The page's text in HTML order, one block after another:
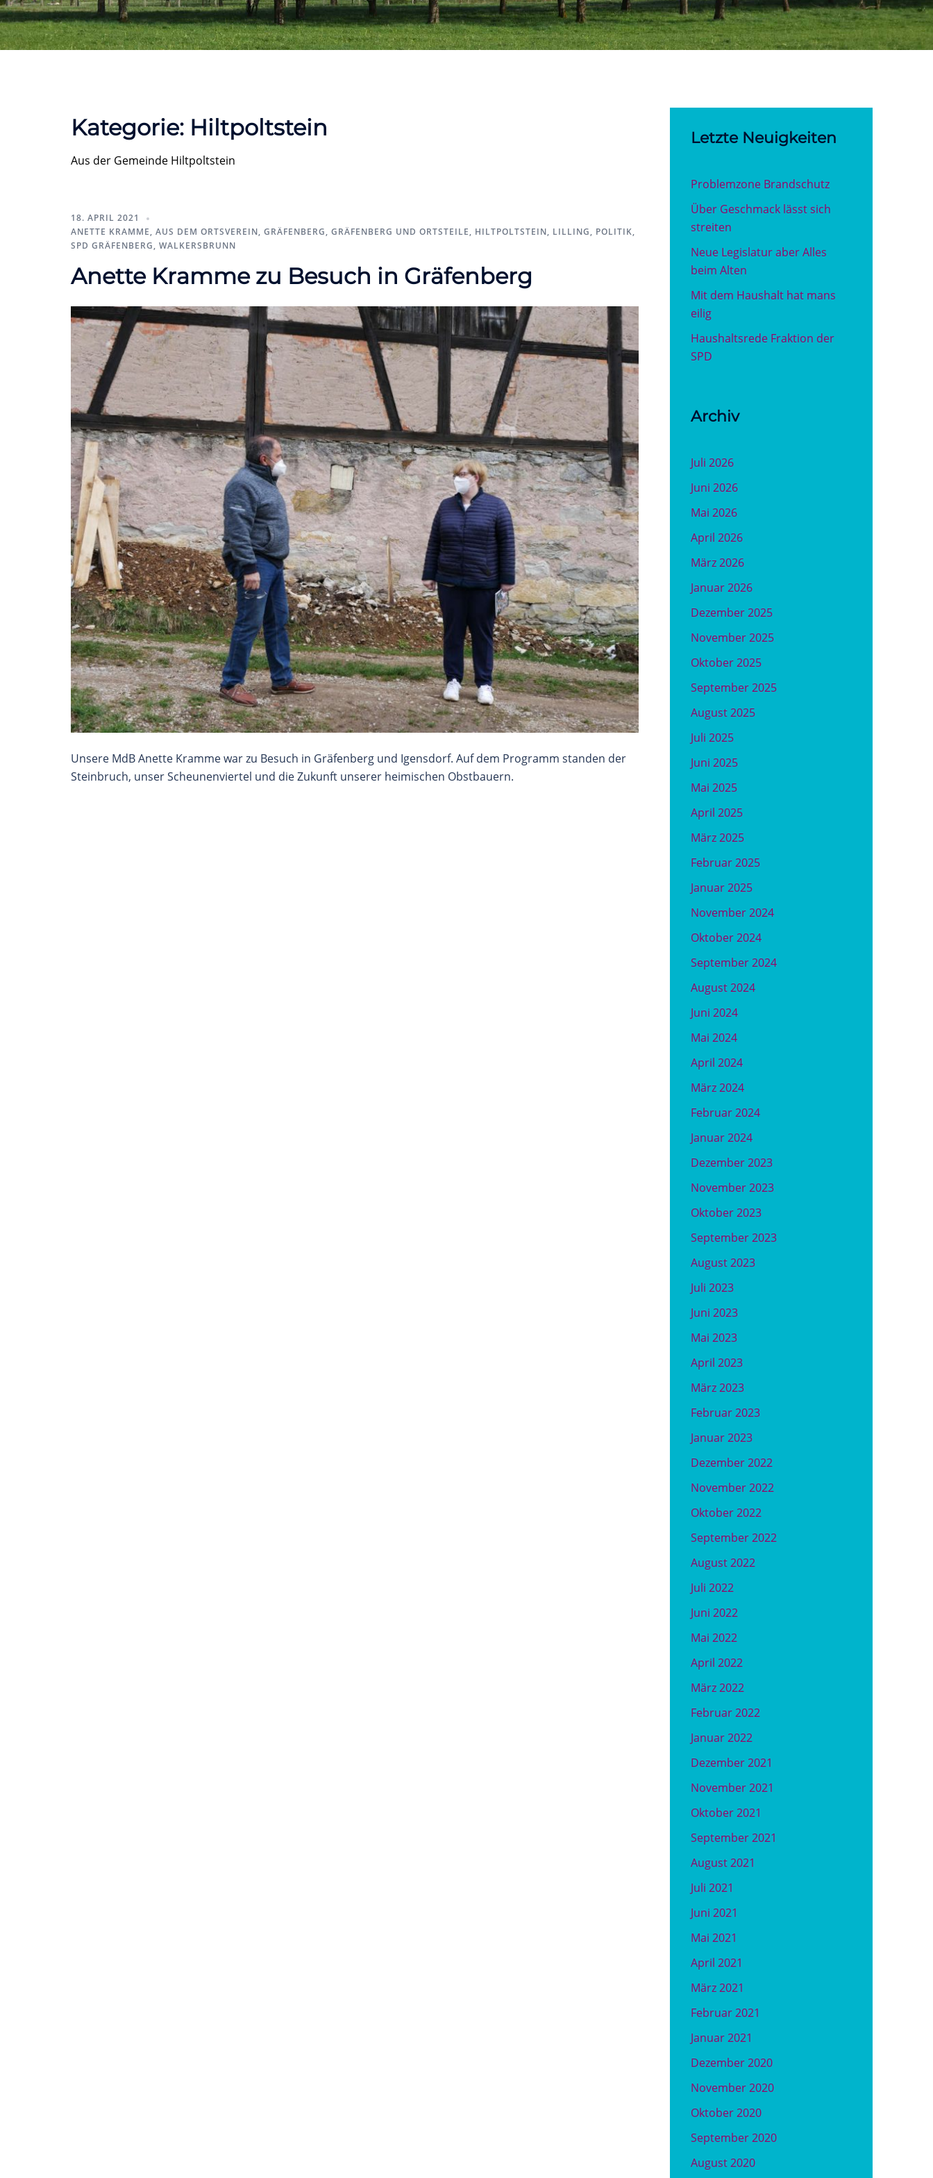
Kategorie: Hiltpoltstein
Aus der Gemeinde Hiltpoltstein
18. APRIL 2021
ANETTE KRAMME, AUS DEM ORTSVEREIN, GRÄFENBERG, GRÄFENBERG UND ORTSTEILE, HILTPOLTSTEIN, LILLING, POLITIK,
SPD GRÄFENBERG, WALKERSBRUNN
Anette Kramme zu Besuch in Gräfenberg
Unsere MdB Anette Kramme war zu Besuch in Gräfenberg und Igensdorf. Auf dem Programm standen der
Steinbruch, unser Scheunenviertel und die Zukunft unserer heimischen Obstbauern.
Letzte Neuigkeiten
Problemzone Brandschutz
Über Geschmack lässt sich
streiten
Neue Legislatur aber Alles
beim Alten
Mit dem Haushalt hat mans
eilig
Haushaltsrede Fraktion der
SPD
Archiv
Juli 2026
Juni 2026
Mai 2026
April 2026
März 2026
Januar 2026
Dezember 2025
November 2025
Oktober 2025
September 2025
August 2025
Juli 2025
Juni 2025
Mai 2025
April 2025
März 2025
Februar 2025
Januar 2025
November 2024
Oktober 2024
September 2024
August 2024
Juni 2024
Mai 2024
April 2024
März 2024
Februar 2024
Januar 2024
Dezember 2023
November 2023
Oktober 2023
September 2023
August 2023
Juli 2023
Juni 2023
Mai 2023
April 2023
März 2023
Februar 2023
Januar 2023
Dezember 2022
November 2022
Oktober 2022
September 2022
August 2022
Juli 2022
Juni 2022
Mai 2022
April 2022
März 2022
Februar 2022
Januar 2022
Dezember 2021
November 2021
Oktober 2021
September 2021
August 2021
Juli 2021
Juni 2021
Mai 2021
April 2021
März 2021
Februar 2021
Januar 2021
Dezember 2020
November 2020
Oktober 2020
September 2020
August 2020